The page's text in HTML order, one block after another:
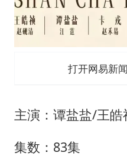
打开网易新
主演：谭盐盐/王皓
集数：83集